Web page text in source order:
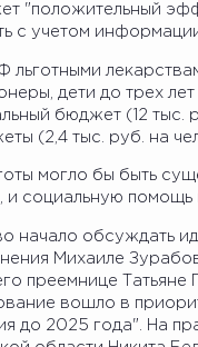
"положительный
с учетом
льготными
дети до трех
бюджет (12 тыс.
(2,4 тыс. руб. на
могло бы быть
и социальную
начало обсуждать
Михаиле
преемнице Татьяне
вошло в
до 2025 года". На